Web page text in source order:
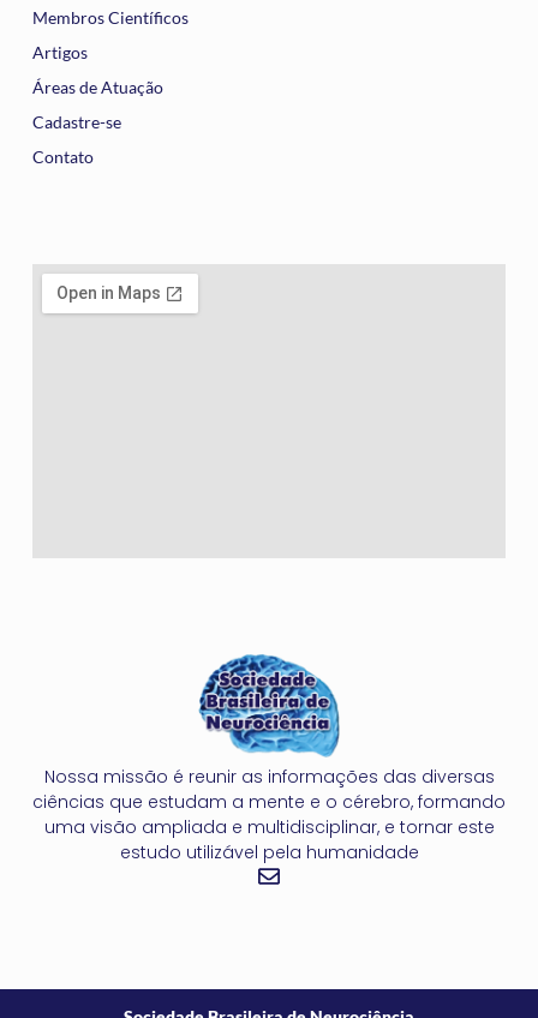
Nossa missão é reunir as informações das diversas
ciências que estudam a mente e o cérebro, formando
uma visão ampliada e multidisciplinar, e tornar este
estudo utilizável pela humanidade
Membros Científicos
Artigos
Áreas de Atuação
Cadastre-se
Contato